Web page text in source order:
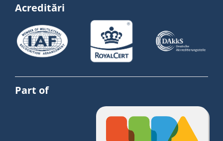
Acreditări
Part of